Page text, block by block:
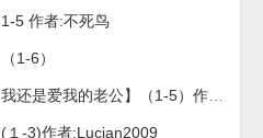
1-5 作者:不死鸟
1-6）
【无论如何，我还是爱我的老公】（1-5）作者：-北岸
(１-3)作者:Lucian2009